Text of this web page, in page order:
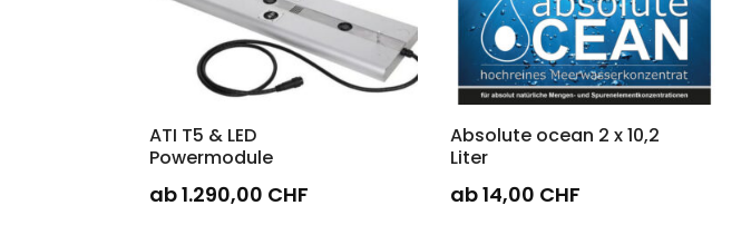
ATI T5 & LED
Powermodule
ab1.290,00 CHF
Absolute ocean 2 x 10,2
Liter
ab14,00 CHF